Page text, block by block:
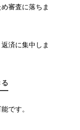
審査に落ちま
済に集中しま
です。